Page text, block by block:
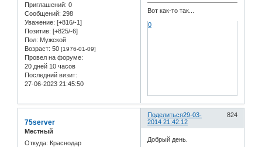
Приглашений: 0
Сообщений: 298
Уважение: [+816/-1]
Позитив: [+825/-6]
Пол: Мужской
Возраст: 50 [1976-01-09]
Провел на форуме:
20 дней 10 часов
Последний визит:
27-06-2023 21:45:50
Вот как-то так...
0
Поделиться 824
29-03-
2014 21:42:12
75server
Местный
Откуда: Краснодар
Добрый день.